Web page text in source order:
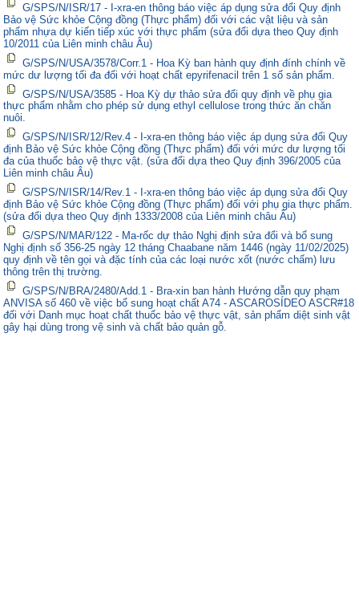
G/SPS/N/ISR/17 - I-xra-en thông báo việc áp dụng sửa đổi Quy định
Bảo vệ Sức khỏe Cộng đồng (Thực phẩm) đối với các vật liệu và sản
phẩm nhựa dự kiến tiếp xúc với thực phẩm (sửa đổi dựa theo Quy định
10/2011 của Liên minh châu Âu)
G/SPS/N/USA/3578/Corr.1 - Hoa Kỳ ban hành quy định đính chính về
mức dư lượng tối đa đối với hoạt chất epyrifenacil trên 1 số sản phẩm.
G/SPS/N/USA/3585 - Hoa Kỳ dự thảo sửa đổi quy định về phụ gia
thực phẩm nhằm cho phép sử dụng ethyl cellulose trong thức ăn chăn
nuôi.
G/SPS/N/ISR/12/Rev.4 - I-xra-en thông báo việc áp dụng sửa đổi Quy
định Bảo vệ Sức khỏe Cộng đồng (Thực phẩm) đối với mức dư lượng tối
đa của thuốc bảo vệ thực vật. (sửa đổi dựa theo Quy định 396/2005 của
Liên minh châu Âu)
G/SPS/N/ISR/14/Rev.1 - I-xra-en thông báo việc áp dụng sửa đổi Quy
định Bảo vệ Sức khỏe Cộng đồng (Thực phẩm) đối với phụ gia thực phẩm.
(sửa đổi dựa theo Quy định 1333/2008 của Liên minh châu Âu)
G/SPS/N/MAR/122 - Ma-rốc dự thảo Nghị định sửa đổi và bổ sung
Nghị định số 356-25 ngày 12 tháng Chaabane năm 1446 (ngày 11/02/2025)
quy định về tên gọi và đặc tính của các loại nước xốt (nước chấm) lưu
thông trên thị trường.
G/SPS/N/BRA/2480/Add.1 - Bra-xin ban hành Hướng dẫn quy phạm
ANVISA số 460 về việc bổ sung hoạt chất A74 - ASCAROSÍDEO ASCR#18
đối với Danh mục hoạt chất thuốc bảo vệ thực vật, sản phẩm diệt sinh vật
gây hại dùng trong vệ sinh và chất bảo quản gỗ.